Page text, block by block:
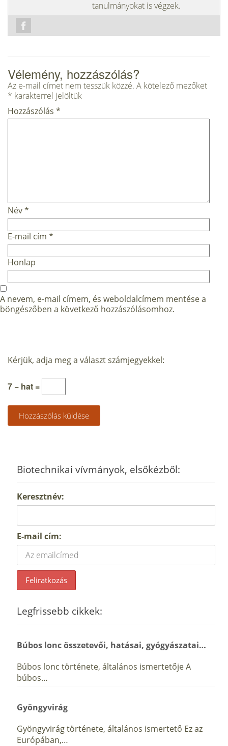
tanulmányokat is végzek.
Vélemény, hozzászólás?
Az e-mail címet nem tesszük közzé. A kötelező mezőket
* karakterrel jelöltük
Hozzászólás *
Név*
E-mail cím *
Honlap
A nevem, e-mail címem, és weboldalcímem mentése a
böngészőben a következő hozzászólásomhoz.
Kérjük, adja meg a választ számjegyekkel:
7 − hat =
Biotechnikai vívmányok, elsőkézből:
Keresztnév:
E-mail cím:
Legfrissebb cikkek:
Búbos lonc összetevői, hatásai, gyógyászatai…
Búbos lonc története, általános ismertetője A
búbos…
Gyöngyvirág
Gyöngyvirág története, általános ismertető Ez az
Európában,…